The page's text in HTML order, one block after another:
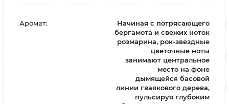
Аромат:
Начиная с потрясающего
бергамота и свежих ноток
розмарина, рок-звездные
цветочные ноты
занимают центральное
место на фоне
дымящейся басовой
линии гваякового дерева,
пульсируя глубоким